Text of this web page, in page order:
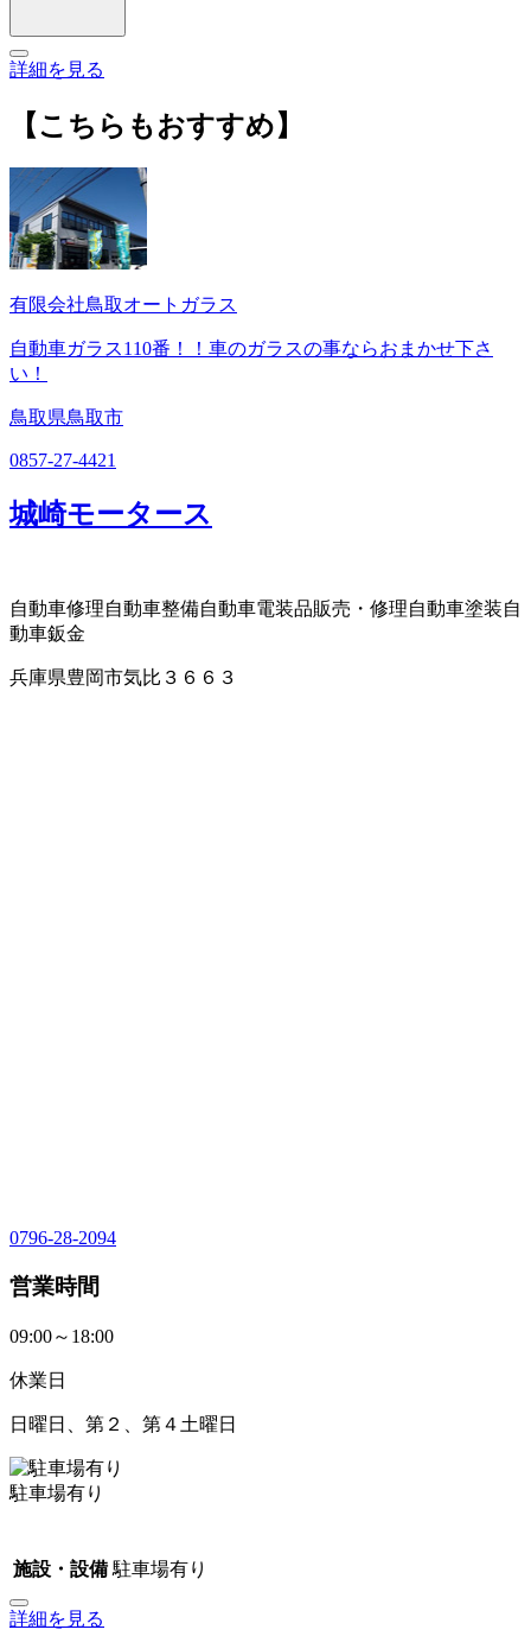
詳細を見る
【こちらもおすすめ】
有限会社鳥取オートガラス
自動車ガラス110番！！車のガラスの事ならおまかせ下さ
い！
鳥取県鳥取市
0857-27-4421
城崎モータース
自動車修理自動車整備自動車電装品販売・修理自動車塗装自
動車鈑金
兵庫県豊岡市気比３６６３
0796-28-2094
営業時間
09:00～18:00
休業日
日曜日、第２、第４土曜日
駐車場有り
施設・設備 駐車場有り
詳細を見る